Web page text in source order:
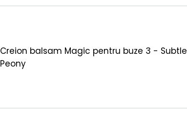
Creion balsam Magic pentru buze 3 - Subtle
Peony